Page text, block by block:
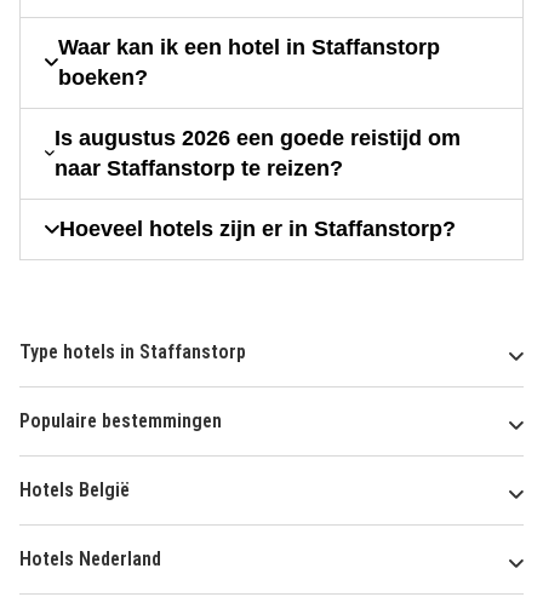
Waar kan ik een hotel in Staffanstorp
boeken?
Is augustus 2026 een goede reistijd om
naar Staffanstorp te reizen?
Hoeveel hotels zijn er in Staffanstorp?
Type hotels in Staffanstorp
Populaire bestemmingen
Hotels België
Hotels Nederland